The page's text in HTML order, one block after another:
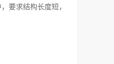
要求结构长度短，